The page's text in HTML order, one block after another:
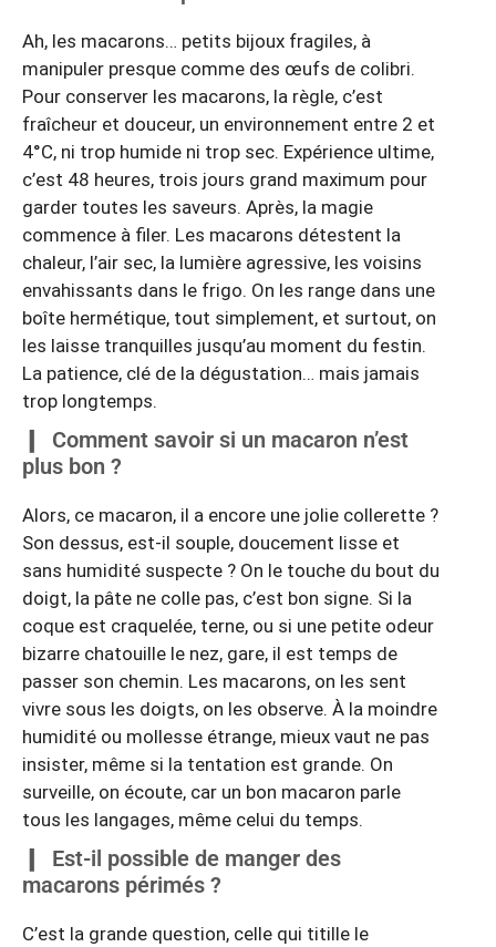
Ah, les macarons… petits bijoux fragiles, à
manipuler presque comme des œufs de colibri.
Pour conserver les macarons, la règle, c’est
fraîcheur et douceur, un environnement entre 2 et
4°C, ni trop humide ni trop sec. Expérience ultime,
c’est 48 heures, trois jours grand maximum pour
garder toutes les saveurs. Après, la magie
commence à filer. Les macarons détestent la
chaleur, l’air sec, la lumière agressive, les voisins
envahissants dans le frigo. On les range dans une
boîte hermétique, tout simplement, et surtout, on
les laisse tranquilles jusqu’au moment du festin.
La patience, clé de la dégustation… mais jamais
trop longtemps.
Comment savoir si un macaron n’est
plus bon ?
Alors, ce macaron, il a encore une jolie collerette ?
Son dessus, est-il souple, doucement lisse et
sans humidité suspecte ? On le touche du bout du
doigt, la pâte ne colle pas, c’est bon signe. Si la
coque est craquelée, terne, ou si une petite odeur
bizarre chatouille le nez, gare, il est temps de
passer son chemin. Les macarons, on les sent
vivre sous les doigts, on les observe. À la moindre
humidité ou mollesse étrange, mieux vaut ne pas
insister, même si la tentation est grande. On
surveille, on écoute, car un bon macaron parle
tous les langages, même celui du temps.
Est-il possible de manger des
macarons périmés ?
C’est la grande question, celle qui titille le